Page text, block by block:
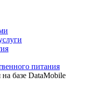
питания
базе DataMobile